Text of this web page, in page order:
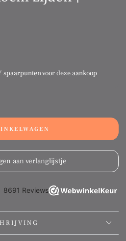
spaarpuntenvoor deze aankoop
aan verlanglijstje